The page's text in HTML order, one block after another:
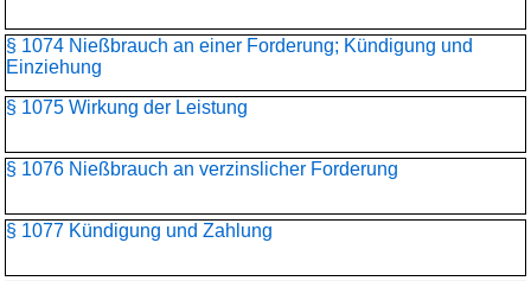
§ 1074 Nießbrauch an einer Forderung; Kündigung und
Einziehung
§ 1075 Wirkung der Leistung
§ 1076 Nießbrauch an verzinslicher Forderung
§ 1077 Kündigung und Zahlung